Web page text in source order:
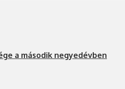
a második negyedévben